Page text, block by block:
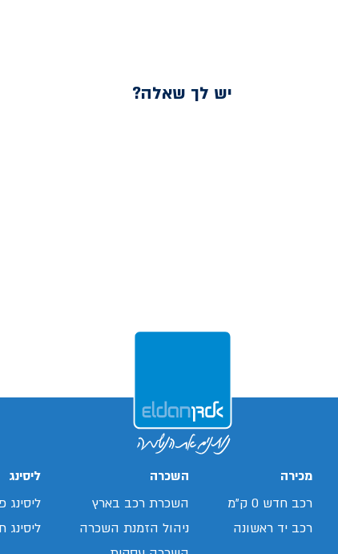
יש לך שאלה?
מכירה
רכב חדש 0 ק"מ
רכב יד ראשונה
השכרה
השכרת רכב בארץ
ניהול הזמנת השכרה
ליסינג
ליסינג
ליסינג